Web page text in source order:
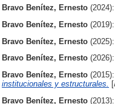
Bravo Benítez, Ernesto (2024):
Bravo Benítez, Ernesto (2019):
Bravo Benítez, Ernesto (2025):
Bravo Benítez, Ernesto (2026):
Bravo Benítez, Ernesto (2015):
institucionales y estructurales.
Bravo Benítez, Ernesto (2013):